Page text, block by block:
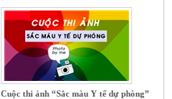
Cuộc thi ảnh “Sắc màu Y tế dự phòng”